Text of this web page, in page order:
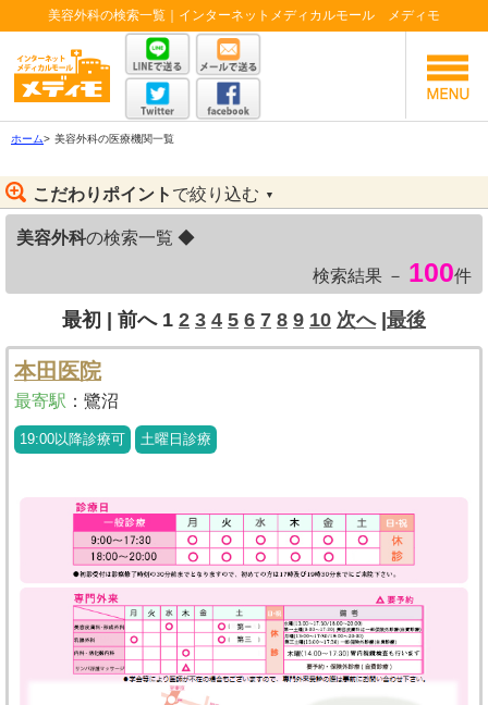
美容外科の検索一覧｜インターネットメディカルモール メディモ
ホーム> 美容外科の医療機関一覧
こだわりポイント で絞り込む ▼
美容外科の検索一覧 ◆
検索結果 － 100件
最初 | 前へ 1 2 3 4 5 6 7 8 9 10 次へ|最後
本田医院
最寄駅 ： 鷺沼
19:00以降診療可 土曜日診療